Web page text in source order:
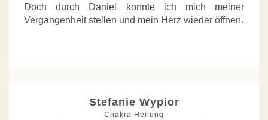
Doch durch Daniel konnte ich mich meiner
Vergangenheit stellen und mein Herz wieder öffnen.
Stefanie Wypior
Chakra Heilung